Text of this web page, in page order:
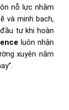
nỗ lực nhằm
và minh bạch,
tư khi hoàn
luôn nhận
xuyên nằm